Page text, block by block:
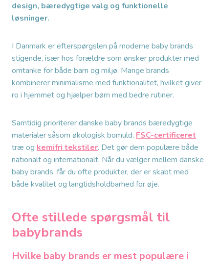
design, bæredygtige valg og funktionelle
løsninger.
I Danmark er efterspørgslen på moderne baby brands
stigende, især hos forældre som ønsker produkter med
omtanke for både barn og miljø. Mange brands
kombinerer minimalisme med funktionalitet, hvilket giver
ro i hjemmet og hjælper børn med bedre rutiner.
Samtidig prioriterer danske baby brands bæredygtige
materialer såsom økologisk bomuld, FSC-certificeret
træ og kemifri tekstiler. Det gør dem populære både
nationalt og internationalt. Når du vælger mellem danske
baby brands, får du ofte produkter, der er skabt med
både kvalitet og langtidsholdbarhed for øje.
Ofte stillede spørgsmål til
babybrands
Hvilke baby brands er mest populære i